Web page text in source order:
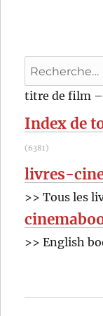
Recherche
pour
:
titre de film
Index de
(6381)
livres-
>> Tous les
>> English